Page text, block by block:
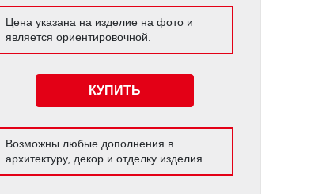
Цена указана на изделие на фото и
является ориентировочной.
КУПИТЬ
Возможны любые дополнения в
архитектуру, декор и отделку изделия.